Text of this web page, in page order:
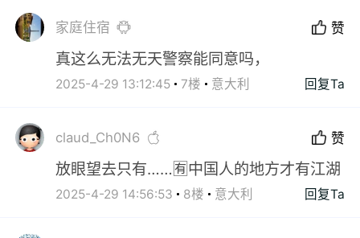
家庭住宿 赞
真这么无法无天警察能同意吗，
2025-4-29 13:12:45 7楼 意大利 回复Ta
claud_Ch0N6 赞
放眼望去只有……🈶中国人的地方才有江湖
2025-4-29 14:56:53 8楼 意大利 回复Ta